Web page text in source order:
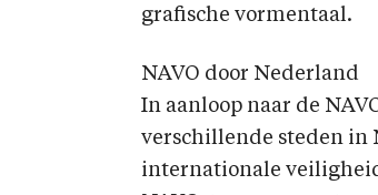
grafische vormentaal.
NAVO door Nederland
In aanloop naar de
verschillende steden in
internationale